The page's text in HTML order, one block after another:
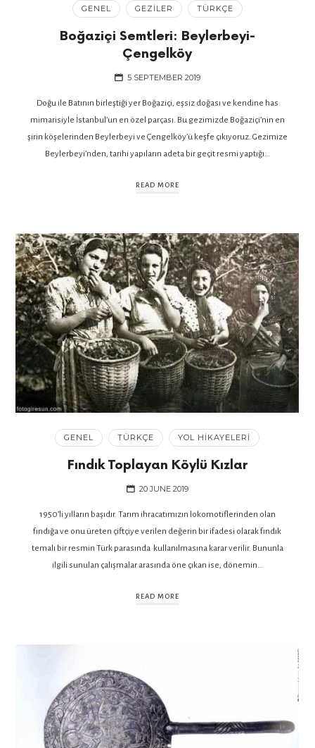
GENEL GEZILER TÜRKÇE
Boğaziçi Semtleri: Beylerbeyi-
Çengelköy
5 SEPTEMBER 2019
Doğu ile Batının birleştiği yer Boğaziçi, eşsiz doğası ve kendine has
mimarisiyle İstanbul’un en özel parçası. Bu gezimizde Boğaziçi’nin en
şirin köşelerinden Beylerbeyi ve Çengelköy’ü keşfe çıkıyoruz. Gezimize
Beylerbeyi’nden, tarihi yapıların adeta bir geçit resmi yaptığı…
READ MORE
GENEL TÜRKÇE YOL HIKAYELERI
Fındık Toplayan Köylü Kızlar
20 JUNE 2019
1950’li yılların başıdır. Tarım ihracatımızın lokomotiflerinden olan
fındığa ve onu üreten çiftçiye verilen değerin bir ifadesi olarak fındık
temalı bir resmin Türk parasında kullanılmasına karar verilir. Bununla
ilgili sunulan çalışmalar arasında öne çıkan ise, dönemin…
READ MORE